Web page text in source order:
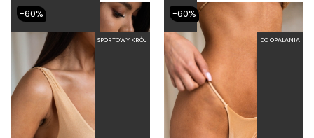
SPORTOWY KRÓJ
-60%
DO OPALANIA
-60%